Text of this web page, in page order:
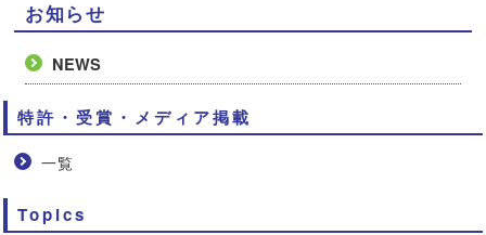
お知らせ
NEWS
特許・受賞・メディア掲載
一覧
Topics